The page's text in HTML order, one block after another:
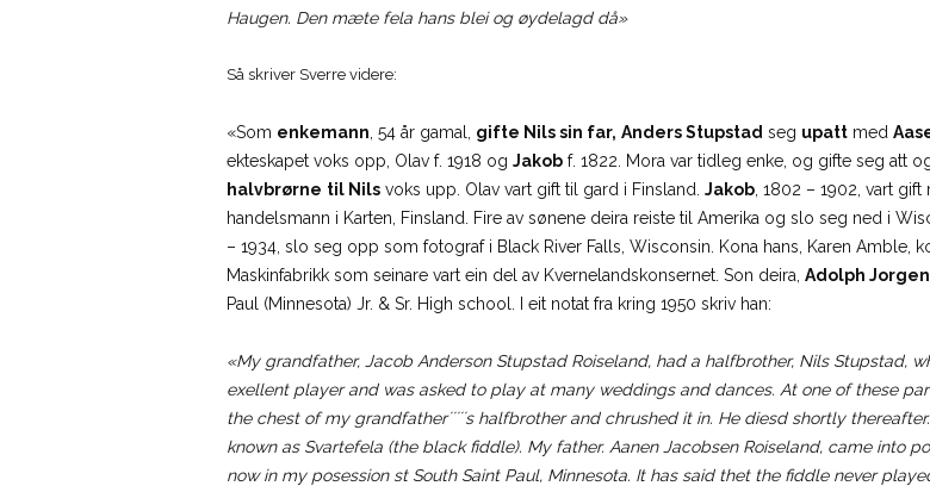
Haugen. Den mæte fela hans blei og øydelagd då»
Så skriver Sverre videre:
«Som enkemann , 54 år gamal, gifte Nils sin far, Anders Stupstad seg upattmed
ekteskapet voks opp, Olav f. 1918 og Jakobf. 1822. Mora var tidleg enke, og gifte seg att
halvbrørne til Nilsvoks upp. Olav vart gift til gard i Finsland. Jakob, 1802 – 1902, vart
handelsmann i Karten, Finsland. Fire av sønene deira reiste til Amerika og slo seg ned i
– 1934, slo seg opp som fotograf i Black River Falls, Wisconsin. Kona hans, Karen Amble,
Maskinfabrikk som seinare vart ein del av Kvernelandskonsernet. Son deira, Adolph
Paul (Minnesota) Jr. & Sr. High school. I eit notat fra kring 1950 skriv han:
«My grandfather, Jacob Anderson Stupstad Roiseland, had a halfbrother, Nils Stupstad,
exellent player and was asked to play at many weddings and dances. At one of these
the chest of my grandfather´´´´´s halfbrother and chrushed it in. He diesd shortly
known as Svartefela (the black fiddle). My father. Aanen Jacobsen Roiseland, came into
now in my posession st South Saint Paul, Minnesota. It has said thet the fiddle never